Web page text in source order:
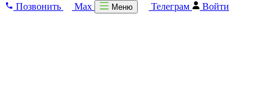
Позвонить
Max Меню Телеграм Войти